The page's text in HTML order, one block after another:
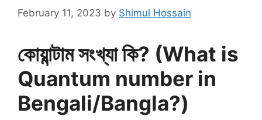
February 11, 2023 by Shimul Hossain
কোয়ান্টাম সংখ্যা কি? (What is
Quantum number in
Bengali/Bangla?)